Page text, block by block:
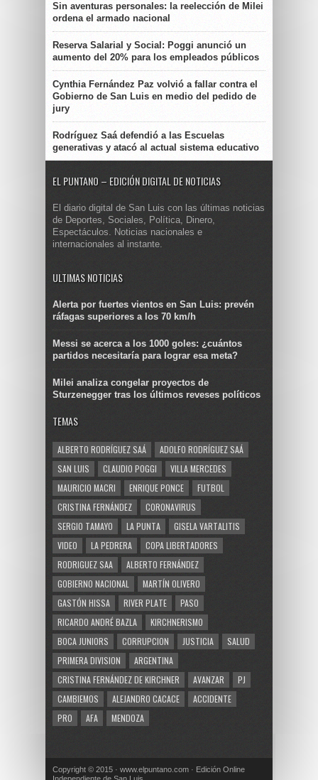
Sin aventuras personales: la reelección de Milei
ordena el armado nacional
Reserva Salarial y Social: Poggi anunció un
aumento del 20% para los empleados públicos
Cynthia Fernández Paz volvió a fallar contra el
Gobierno de San Luis en medio del pedido de
jury
Rodríguez Saá defendió a las Escuelas
generativas y atacó al actual sistema educativo
EL PUNTANO – EDICIÓN DIGITAL DE NOTICIAS
El diario digital de San Luis con las últimas noticias
de Deportes, Sociales, Política, Dinero,
Espectáculos. Noticias nacionales e
internacionales al instante.
ULTIMAS NOTICIAS
Alerta por fuertes vientos en San Luis: prevén
ráfagas superiores a los 70 km/h
Messi se acerca a los 1000 goles: ¿cuántos
partidos necesitaría para lograr esa meta?
Milei analiza congelar proyectos de
Sturzenegger tras los últimos reveses políticos
TEMAS
ALBERTO RODRÍGUEZ SAÁ
ADOLFO RODRÍGUEZ SAÁ
SAN LUIS
CLAUDIO POGGI
VILLA MERCEDES
MAURICIO MACRI
ENRIQUE PONCE
FUTBOL
CRISTINA FERNÁNDEZ
CORONAVIRUS
SERGIO TAMAYO
LA PUNTA
GISELA VARTALITIS
VIDEO
LA PEDRERA
COPA LIBERTADORES
RODRIGUEZ SAA
ALBERTO FERNÁNDEZ
GOBIERNO NACIONAL
MARTÍN OLIVERO
GASTÓN HISSA
RIVER PLATE
PASO
RICARDO ANDRÉ BAZLA
KIRCHNERISMO
BOCA JUNIORS
CORRUPCION JUSTICIA
SALUD
PRIMERA DIVISION
ARGENTINA
CRISTINA FERNÁNDEZ DE KIRCHNER
AVANZAR
PJ
CAMBIEMOS
ALEJANDRO CACACE
ACCIDENTE
PRO
AFA MENDOZA
Copyright © 2015 · www.elpuntano.com · Edición Online